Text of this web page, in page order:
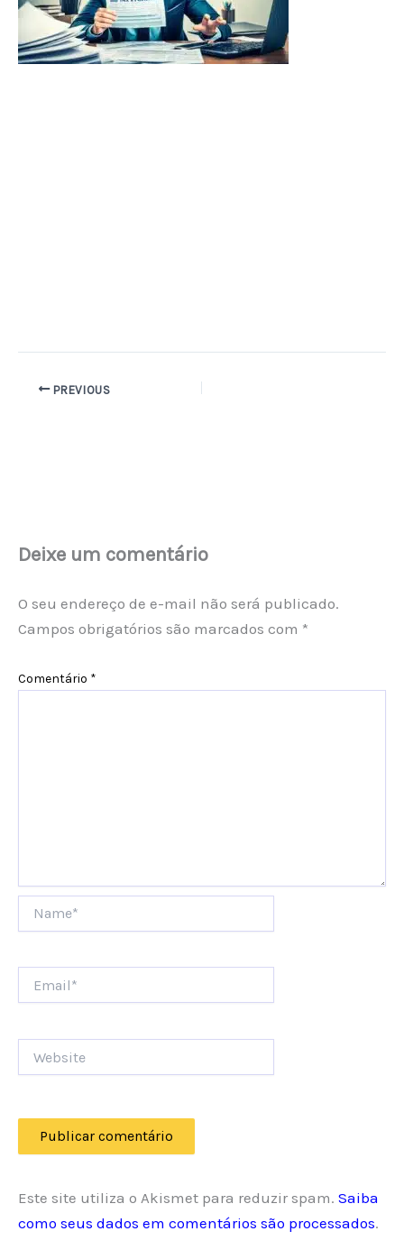
PREVIOUS
Deixe um comentário
O seu endereço de e-mail não será publicado.
Campos obrigatórios são marcados com *
Comentário *
Este site utiliza o Akismet para reduzir spam. Saiba
como seus dados em comentários são processados.